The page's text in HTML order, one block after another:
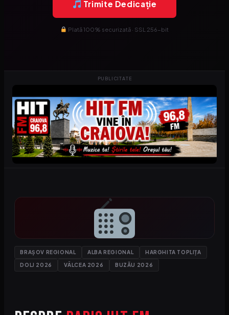
Trimite Dedicație
Plată 100% securizată · SSL 256-bit
PUBLICITATE
BRAȘOV REGIONAL ALBA REGIONAL HARGHITA TOPLIȚA
DOLJ 2026 VÂLCEA 2026 BUZĂU 2026